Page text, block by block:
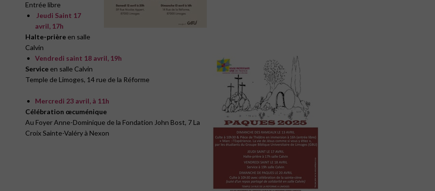
Entrée libre
Jeudi Saint 17
avril, 17h
Halte-prière en salle
Calvin
Vendredi saint 18 avril, 19h
Service en salle Calvin
Temple de Limoges, 14 rue de la Réforme
Mercredi 23 avril, à 11h
Célébration œcuménique
Au Foyer Anne-Dominique de la Fondation John Bost, 7 La
Croix Sainte-Valéry à Nexon